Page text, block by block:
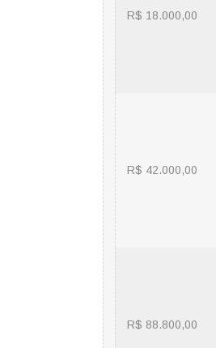
R$ 18.000,00
R$ 42.000,00
R$ 88.800,00